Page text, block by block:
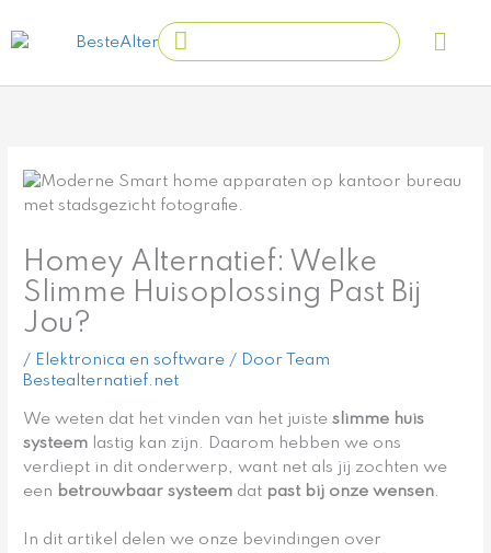
naar
inhoud
Main
Search
...
Homey Alternatief: Welke
Slimme Huisoplossing Past Bij
Jou?
/ Elektronica en software / Door
Team
Bestealternatief.net
We weten dat het vinden van het juisteslimme huis
systeem lastig kan zijn. Daarom hebben we ons
verdiept in dit onderwerp, want net als jij zochten we
een betrouwbaar systeem dat past bij onze wensen.
In dit artikel delen we onze bevindingen over